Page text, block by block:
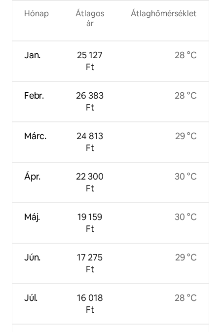
Hónap
Jan.
Febr.
Márc.
Ápr.
Máj.
Jún.
Júl.
Átlagos
ár
25 127
Ft
26 383
Ft
24 813
Ft
22 300
Ft
19 159
Ft
17 275
Ft
16 018
Ft
Átlaghőmérséklet
28 °C
28 °C
29 °C
30 °C
30 °C
29 °C
28 °C